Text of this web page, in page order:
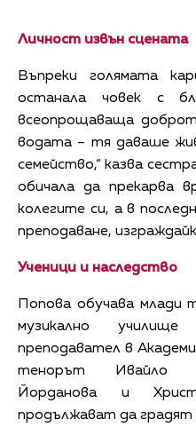
Личност извън сцената
Въпреки голямата
останала човек с
всеопрощаваща
водата – тя даваше
семейство,“ казва
обичала да прекарва
колегите си, а в
преподаване,
Ученици и наследство
Попова обучава млади
музикално
преподавател в
тенорът Ивайло
Йорданова и
продължават да градят